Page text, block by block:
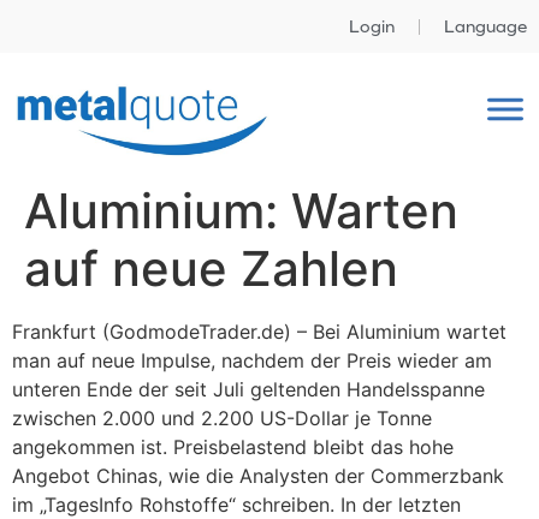
Login Language
Aluminium: Warten
auf neue Zahlen
Frankfurt (GodmodeTrader.de) – Bei Aluminium wartet
man auf neue Impulse, nachdem der Preis wieder am
unteren Ende der seit Juli geltenden Handelsspanne
zwischen 2.000 und 2.200 US-Dollar je Tonne
angekommen ist. Preisbelastend bleibt das hohe
Angebot Chinas, wie die Analysten der Commerzbank
im „TagesInfo Rohstoffe“ schreiben. In der letzten